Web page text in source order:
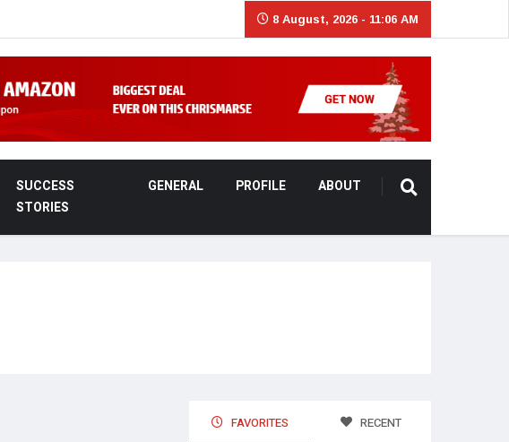
8 August, 2026 - 11:06 AM
SUCCESS
STORIES
GENERAL PROFILE ABOUT
FAVORITES RECENT